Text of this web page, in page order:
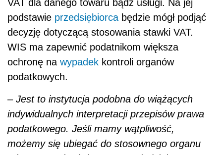
VAT dla danego towaru bądź usługi. Na jej
podstawie przedsiębiorca będzie mógł podjąć
decyzję dotyczącą stosowania stawki VAT.
WIS ma zapewnić podatnikom większa
ochronę na wypadek kontroli organów
podatkowych.
– Jest to instytucja podobna do wiążących
indywidualnych interpretacji przepisów prawa
podatkowego. Jeśli mamy wątpliwość,
możemy się ubiegać do stosownego organu